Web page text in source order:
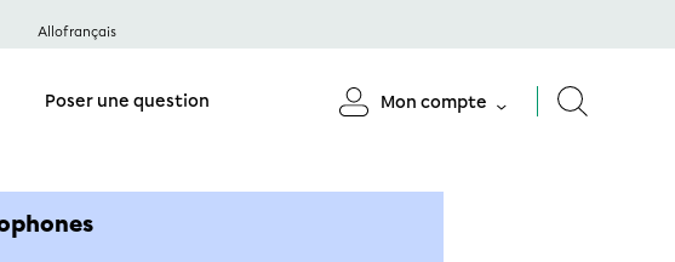
Allofrançais
Poser une question Mon compte